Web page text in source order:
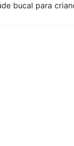
bucal para